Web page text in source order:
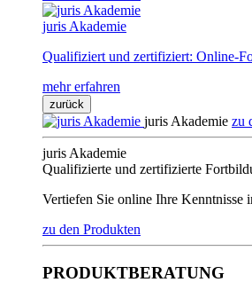
juris Akademie
Qualifiziert und zertifiziert: Online-
mehr erfahren
zurück
juris Akademie zu
juris Akademie
Qualifizierte und zertifizierte
Vertiefen Sie online Ihre Kenntnisse
zu den Produkten
PRODUKTBERATUNG